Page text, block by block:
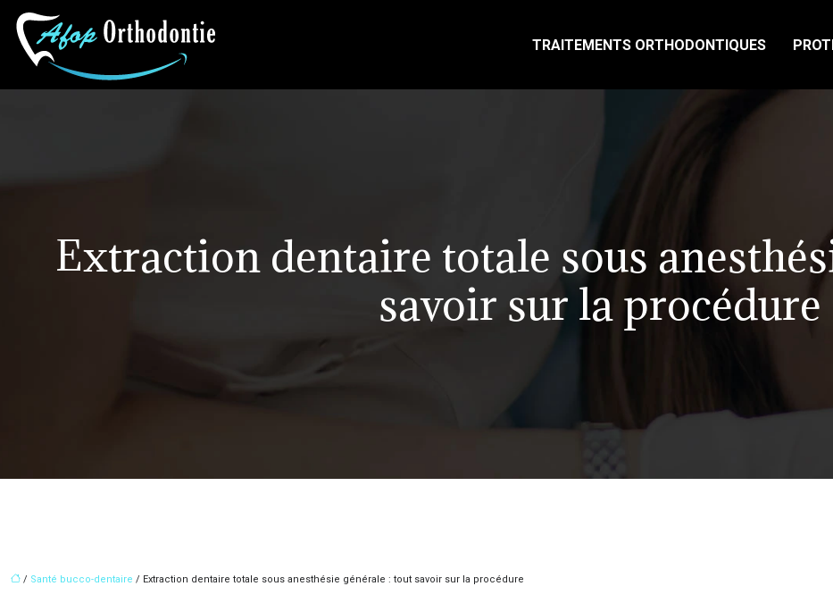
TRAITEMENTS ORTHODONTIQUES
Extraction dentaire totale sous
savoir sur la procédure
/ Santé bucco-dentaire / Extraction dentaire totale sous anesthésie générale : tout savoir sur la procédure